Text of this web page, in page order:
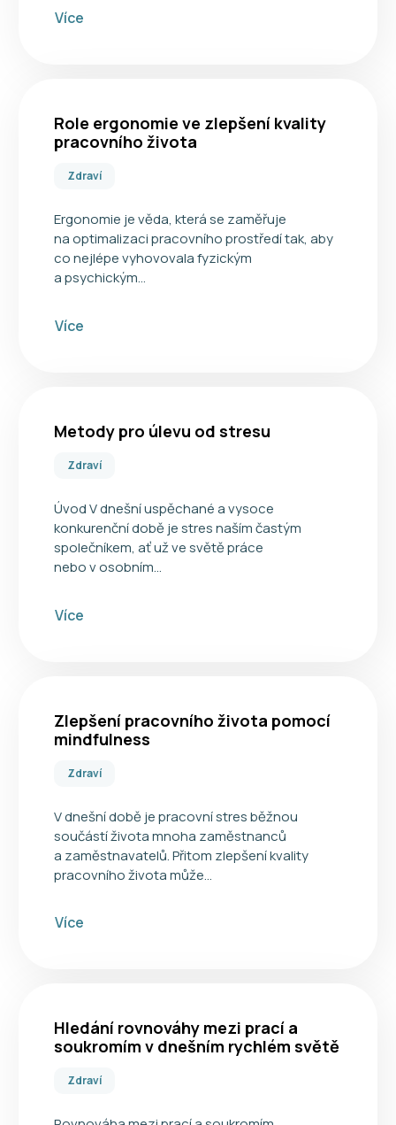
Více
Role ergonomie ve zlepšení kvality
pracovního života
Zdraví
Ergonomie je věda, která se zaměřuje
na optimalizaci pracovního prostředí tak, aby
co nejlépe vyhovovala fyzickým
a psychickým…
Více
Metody pro úlevu od stresu
Zdraví
Úvod V dnešní uspěchané a vysoce
konkurenční době je stres naším častým
společníkem, ať už ve světě práce
nebo v osobním…
Více
Zlepšení pracovního života pomocí
mindfulness
Zdraví
V dnešní době je pracovní stres běžnou
součástí života mnoha zaměstnanců
a zaměstnavatelů. Přitom zlepšení kvality
pracovního života může…
Více
Hledání rovnováhy mezi prací a
soukromím v dnešním rychlém světě
Zdraví